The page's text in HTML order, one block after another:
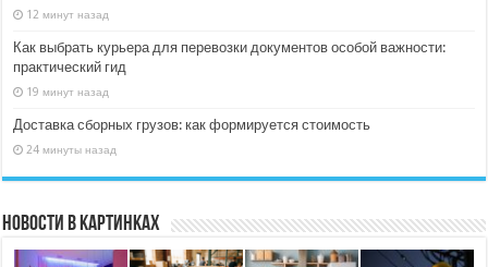
12 минут назад
Как выбрать курьера для перевозки документов особой важности:
практический гид
19 минут назад
Доставка сборных грузов: как формируется стоимость
24 минуты назад
Новости в картинках